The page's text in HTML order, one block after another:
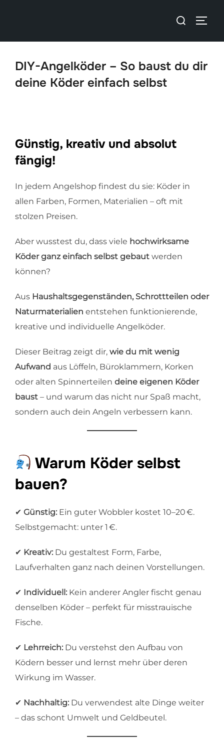
DIY-Angelköder – So baust du dir
deine Köder einfach selbst
Günstig, kreativ und absolut
fängig!
In jedem Angelshop findest du sie: Köder in
allen Farben, Formen, Materialien – oft mit
stolzen Preisen.
Aber wusstest du, dass viele hochwirksame
Köder ganz einfach selbst gebaut werden
können?
Aus Haushaltsgegenständen, Schrottteilen oder
Naturmaterialien entstehen funktionierende,
kreative und individuelle Angelköder.
Dieser Beitrag zeigt dir, wie du mit wenig
Aufwand aus Löffeln, Büroklammern, Korken
oder alten Spinnerteilen deine eigenen Köder
baust – und warum das nicht nur Spaß macht,
sondern auch dein Angeln verbessern kann.
Warum Köder selbst
bauen?
✔ Günstig: Ein guter Wobbler kostet 10–20 €.
Selbstgemacht: unter 1 €.
✔ Kreativ: Du gestaltest Form, Farbe,
Laufverhalten ganz nach deinen Vorstellungen.
✔ Individuell: Kein anderer Angler fischt genau
denselben Köder – perfekt für misstrauische
Fische.
✔ Lehrreich: Du verstehst den Aufbau von
Ködern besser und lernst mehr über deren
Wirkung im Wasser.
✔ Nachhaltig: Du verwendest alte Dinge weiter
– das schont Umwelt und Geldbeutel.